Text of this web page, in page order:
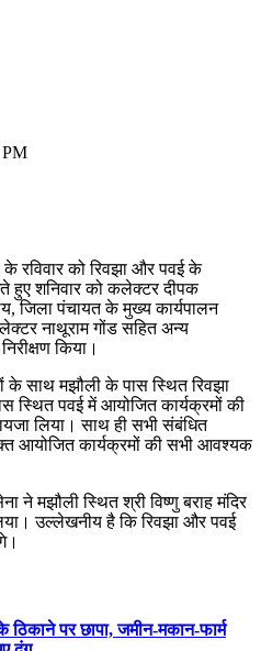
PM
रविवार को रिवझा और पवई के
हुए शनिवार को कलेक्‍टर दीपक
जिला पंचायत के मुख्‍य कार्यपालन
नाथूराम गोंड सहित अन्‍य
किया।
के साथ मझौली के पास स्थित रिवझा
पवई में आयोजित कार्यक्रमों की
लिया। साथ ही सभी संबंधित
आयोजित कार्यक्रमों की सभी आवश्‍यक
ने मझौली स्थित श्री विष्‍णु बराह मंदिर
उल्‍लेखनीय है कि रिवझा और पवई
पर छापा, जमीन-मकान-फार्म